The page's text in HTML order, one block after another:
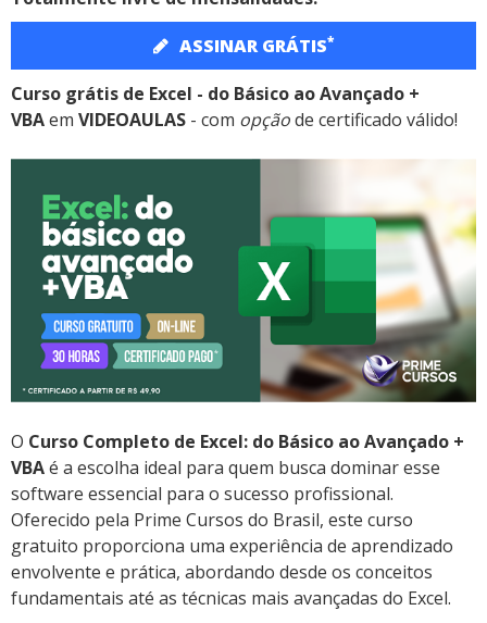
ASSINAR GRÁTIS*
Curso grátis de Excel - do Básico ao Avançado +
VBAem VIDEOAULAS - com opçãode certificado válido!
O Curso Completo de Excel: do Básico ao Avançado +
VBAé a escolha ideal para quem busca dominar esse
software essencial para o sucesso profissional.
Oferecido pela Prime Cursos do Brasil, este curso
gratuito proporciona uma experiência de aprendizado
envolvente e prática, abordando desde os conceitos
fundamentais até as técnicas mais avançadas do Excel.